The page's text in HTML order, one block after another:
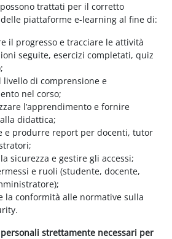
trattati per il corretto
piattaforme e-learning al fine di:
il progresso e tracciare le attività
seguite, esercizi completati, quiz
livello di comprensione e
nel corso;
l’apprendimento e fornire
didattica;
e produrre report per docenti, tutor
sicurezza e gestire gli accessi;
e ruoli (studente, docente,
la conformità alle normative sulla
strettamente necessari per